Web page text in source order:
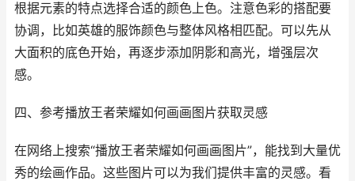
根据元素的特点选择合适的颜色上色。注意色彩的搭配要
协调，比如英雄的服饰颜色与整体风格相匹配。可以先从
大面积的底色开始，再逐步添加阴影和高光，增强层次
感。
四、参考播放王者荣耀如何画画图片获取灵感
在网络上搜索“播放王者荣耀如何画画图片”，能找到大量优
秀的绘画作品。这些图片可以为我们提供丰富的灵感。看